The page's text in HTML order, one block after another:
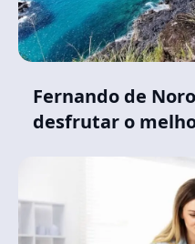
Fernando de
desfrutar o